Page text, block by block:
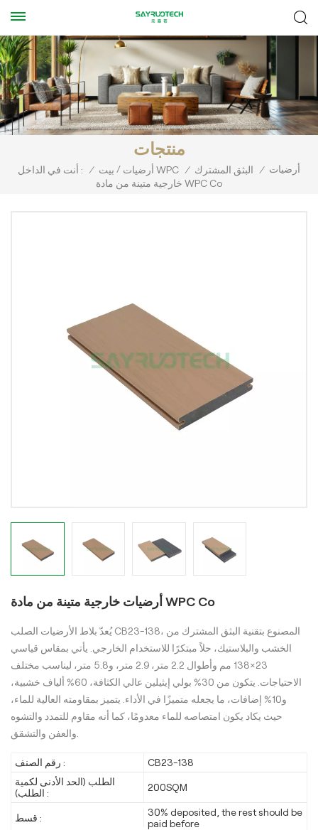
منتجات
أنت في الداخل : / بيت / أرضيات WPC / البثق المشترك / أرضيات
خارجية متينة من مادة WPC Co
أرضيات خارجية متينة من مادة WPC Co
يُعدّ بلاط الأرضيات الصلب CB23-138، المصنوع بتقنية البثق المشترك من
الخشب والبلاستيك، حلاً مبتكرًا للاستخدام الخارجي. يأتي بمقاس قياسي
23×138 مم وأطوال 2.2 متر، 2.9 متر، و5.8 متر، ليناسب مختلف
الاحتياجات. يتكون من 30% بولي إيثيلين عالي الكثافة، 60% ألياف خشبية،
و10% إضافات، ما يجعله متميزًا في الأداء. يتميز بمقاومته العالية للماء،
حيث يكاد يكون امتصاصه للماء معدومًا، كما أنه مقاوم للتمدد والتشوه
والعفن والتشقق.
رقم الصنف :
CB23-138
الطلب (الحد الأدنى لكمية
الطلب) :
200SQM
قسط :
30% deposited, the rest should be
paid before